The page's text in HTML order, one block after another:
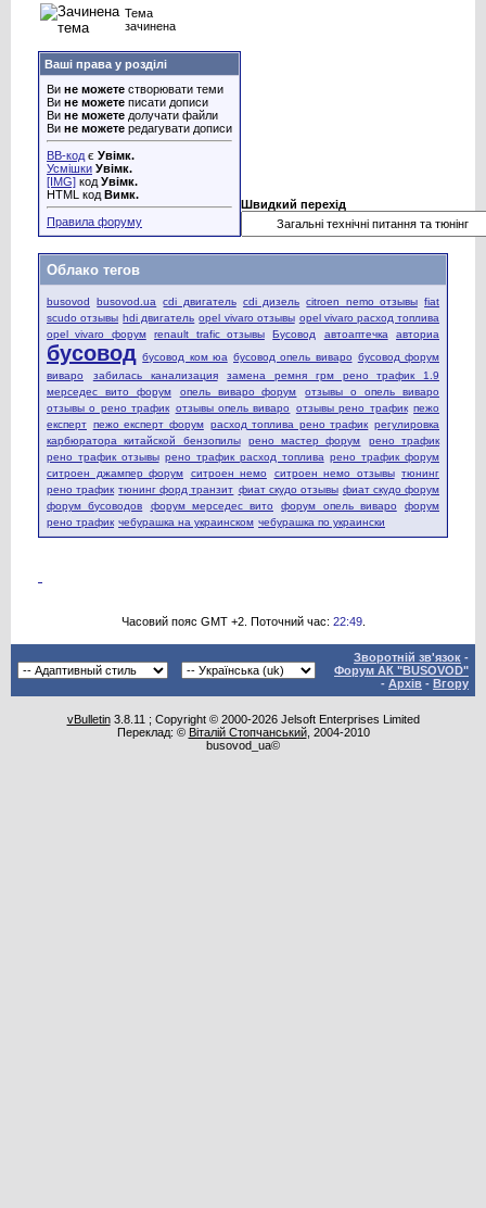
Тема
зачинена
Ваші права у розділі
Ви не можете створювати теми
Ви не можете писати дописи
Ви не можете долучати файли
Ви не можете редагувати дописи
BB-код є Увімк.
Усмішки Увімк.
[IMG] код Увімк.
HTML код Вимк.
Правила форуму
Швидкий перехід
Облако тегов
busovod busovod.ua cdi двигатель cdi дизель citroen nemo отзывы fiat
scudo отзывы hdi двигатель opel vivaro отзывы opel vivaro расход топлива
opel vivaro форум
renault trafic отзывы Бусовод автоаптечка авториа
бусовод бусовод ком юа бусовод опель виваро бусовод форум
виваро
забилась канализация
замена ремня грм рено трафик 1.9
мерседес вито форум
опель виваро форум
отзывы о опель виваро
отзывы о рено трафик отзывы опель виваро отзывы рено трафик пежо
експерт пежо експерт форум расход топлива рено трафик регулировка
карбюратора китайской бензопилы
рено мастер форум
рено трафик
рено трафик отзывы рено трафик расход топлива рено трафик форум
ситроен джампер форум
ситроен немо ситроен немо отзывы тюнинг
рено трафик тюнинг форд транзит фиат скудо отзывы фиат скудо форум
форум бусоводов
форум мерседес вито форум опель виваро
форум
рено трафик чебурашка на украинском чебурашка по украински
Часовий пояс GMT +2. Поточний час: 22:49.
Зворотній зв'язок -
Форум АК "BUSOVOD"
- Архів - Вгору
vBulletin3.8.11 ; Copyright © 2000-2026 Jelsoft Enterprises Limited
Переклад: © Віталій Стопчанський, 2004-2010
busovod_ua©